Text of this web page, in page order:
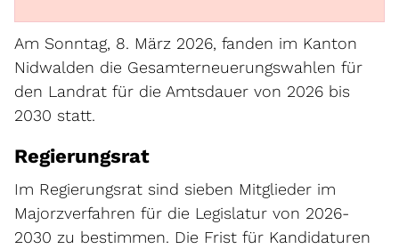
Am Sonntag, 8. März 2026, fanden im Kanton
Nidwalden die Gesamterneuerungswahlen für
den Landrat für die Amtsdauer von 2026 bis
2030 statt.
Regierungsrat
Im Regierungsrat sind sieben Mitglieder im
Majorzverfahren für die Legislatur von 2026-
2030 zu bestimmen. Die Frist für Kandidaturen